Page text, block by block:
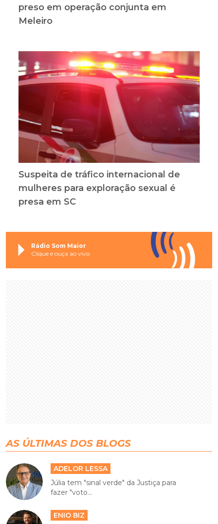
preso em operação conjunta em
Meleiro
Suspeita de tráfico internacional de
mulheres para exploração sexual é
presa em SC
Rádio Som Maior
Clique e ouça ao vivo
AS ÚLTIMAS DOS BLOGS
ADELOR LESSA
Júlia tem "sinal verde" da Justiça para
fazer "voto...
ENIO BIZ